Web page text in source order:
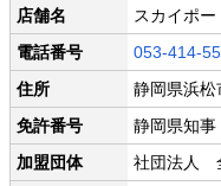
店舗名
スカイポ
電話番号
053-414-
住所
静岡県浜
免許番号
静岡県知
加盟団体
社団法人